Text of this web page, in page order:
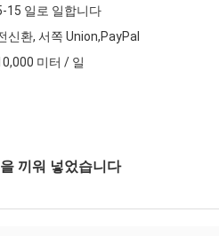
15 일로 일합니다
신환, 서쪽 Union,PayPal
미터 / 일
끼워 넣었습니다